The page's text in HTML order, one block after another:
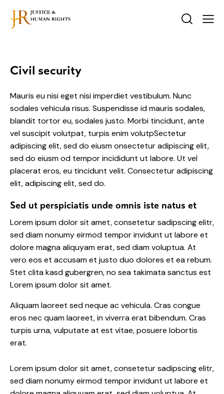
Civil security
Mauris eu nisi eget nisi imperdiet vestibulum. Nunc
sodales vehicula risus. Suspendisse id mauris sodales,
blandit tortor eu, sodales justo. Morbi tincidunt, ante
vel suscipit volutpat, turpis enim volutpSectetur
adipiscing elit, sed do eiusm onsectetur adipiscing elit,
sed do eiusm od tempor incididunt ut labore. Ut vel
placerat eros, eu tincidunt velit. Consectetur adipiscing
elit, adipiscing elit, sed do.
Sed ut perspiciatis unde omnis iste natus et
Lorem ipsum dolor sit amet, consetetur sadipscing elitr,
sed diam nonumy eirmod tempor invidunt ut labore et
dolore magna aliquyam erat, sed diam voluptua. At
vero eos et accusam et justo duo dolores et ea rebum.
Stet clita kasd gubergren, no sea takimata sanctus est
Lorem ipsum dolor sit amet.
Aliquam laoreet sed neque ac vehicula. Cras congue
eros nec quam laoreet, in viverra erat bibendum. Cras
turpis urna, vulputate at est vitae, posuere lobortis
erat.
Lorem ipsum dolor sit amet, consetetur sadipscing elitr,
sed diam nonumy eirmod tempor invidunt ut labore et